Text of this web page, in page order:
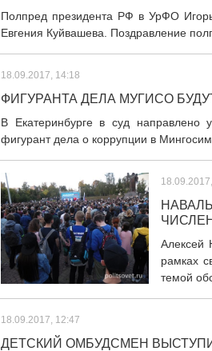
Полпред президента РФ в УрФО
Евгения Куйвашева. Поздравление
18.09.2017, 14:18
ФИГУРАНТА ДЕЛА МУГИСО
В Екатеринбурге в суд направлено
фигурант дела о коррупции в
Алексей
рамках
темой
18.09.2017, 12:47
ДЕТСКИЙ ОМБУДСМЕН